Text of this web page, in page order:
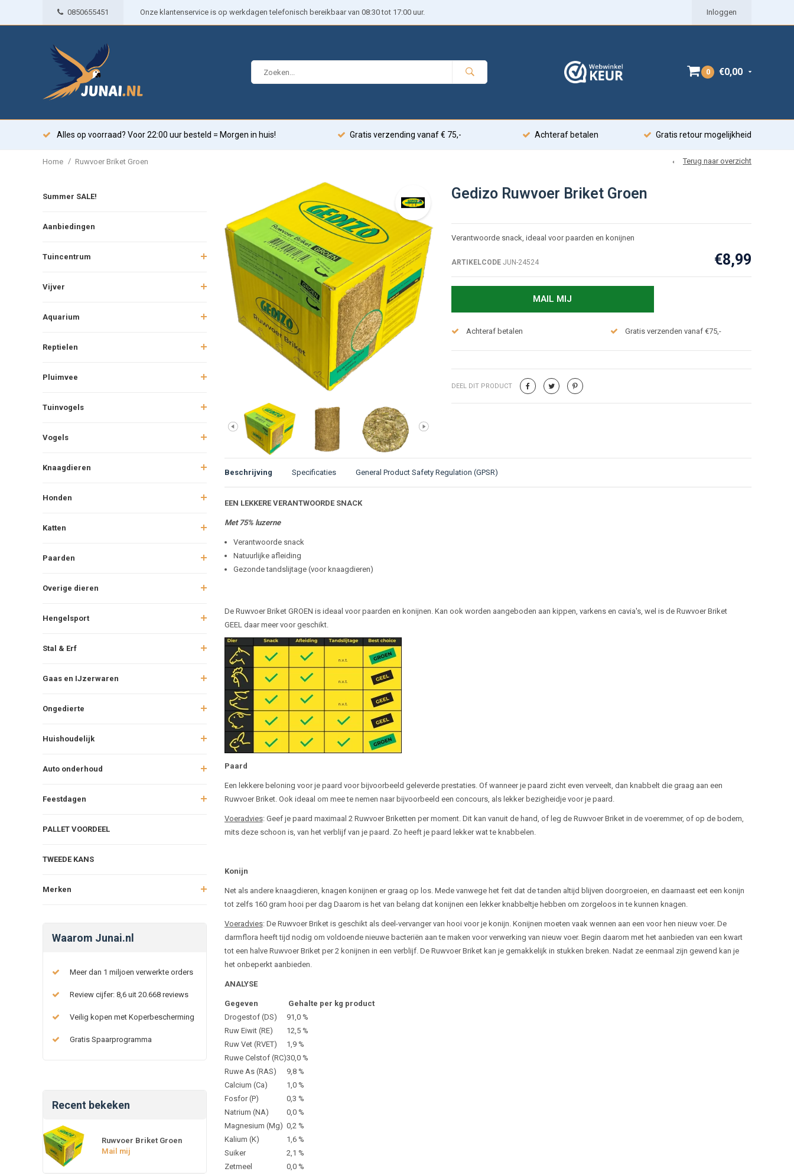
0850655451 Onze klantenservice is op werkdagen telefonisch bereikbaar van 08:30 tot 17:00 uur. Inloggen
0 €0,00
Alles op voorraad? Voor 22:00 uur besteld = Morgen in huis! Gratis verzending vanaf € 75,- Achteraf betalen Gratis retour mogelijkheid
Home / Ruwvoer Briket Groen Terug naar overzicht
Summer SALE!
Aanbiedingen
Tuincentrum
Vijver
Aquarium
Reptielen
Pluimvee
Tuinvogels
Vogels
Knaagdieren
Honden
Katten
Paarden
Overige dieren
Hengelsport
Stal & Erf
Gaas en IJzerwaren
Ongedierte
Huishoudelijk
Auto onderhoud
Feestdagen
PALLET VOORDEEL
TWEEDE KANS
Merken
Waarom Junai.nl
Meer dan 1 miljoen verwerkte orders
Review cijfer: 8,6 uit 20.668 reviews
Veilig kopen met Koperbescherming
Gratis Spaarprogramma
Recent bekeken
Ruwvoer Briket Groen
Mail mij
Gedizo Ruwvoer Briket Groen
Verantwoorde snack, ideaal voor paarden en konijnen
ARTIKELCODEJUN-24524 €8,99
MAIL MIJ
Achteraf betalen Gratis verzenden vanaf €75,-
DEEL DIT PRODUCT
Beschrijving Specificaties General Product Safety Regulation (GPSR)
Beschrijving
EEN LEKKERE VERANTWOORDE SNACK
Met 75% luzerne
Verantwoorde snack
Natuurlijke afleiding
Gezonde tandslijtage (voor knaagdieren)
De Ruwvoer Briket GROEN is ideaal voor paarden en konijnen. Kan ook worden aangeboden aan kippen, varkens en cavia's, wel is de Ruwvoer Briket
GEEL daar meer voor geschikt.
Paard
Een lekkere beloning voor je paard voor bijvoorbeeld geleverde prestaties. Of wanneer je paard zicht even verveelt, dan knabbelt die graag aan een
Ruwvoer Briket. Ook ideaal om mee te nemen naar bijvoorbeeld een concours, als lekker bezigheidje voor je paard.
Voeradvies: Geef je paard maximaal 2 Ruwvoer Briketten per moment. Dit kan vanuit de hand, of leg de Ruwvoer Briket in de voeremmer, of op de bodem,
mits deze schoon is, van het verblijf van je paard. Zo heeft je paard lekker wat te knabbelen.
Konijn
Net als andere knaagdieren, knagen konijnen er graag op los. Mede vanwege het feit dat de tanden altijd blijven doorgroeien, en daarnaast eet een konijn
tot zelfs 160 gram hooi per dag Daarom is het van belang dat konijnen een lekker knabbeltje hebben om zorgeloos in te kunnen knagen.
Voeradvies: De Ruwvoer Briket is geschikt als deel-vervanger van hooi voor je konijn. Konijnen moeten vaak wennen aan een voor hen nieuw voer. De
darmflora heeft tijd nodig om voldoende nieuwe bacteriën aan te maken voor verwerking van nieuw voer. Begin daarom met het aanbieden van een kwart
tot een halve Ruwvoer Briket per 2 konijnen in een verblijf. De Ruwvoer Briket kan je gemakkelijk in stukken breken. Nadat ze eenmaal zijn gewend kan je
het onbeperkt aanbieden.
ANALYSE
Gegeven
Gehalte per kg product
Drogestof (DS)
91,0 %
Ruw Eiwit (RE)
12,5 %
Ruw Vet (RVET)
1,9 %
Ruwe Celstof (RC)30,0 %
Ruwe As (RAS)
9,8 %
Calcium (Ca)
1,0 %
Fosfor (P)
0,3 %
Natrium (NA)
0,0 %
Magnesium (Mg) 0,2 %
Kalium (K)
1,6 %
Suiker
2,1 %
Zetmeel
0,0 %